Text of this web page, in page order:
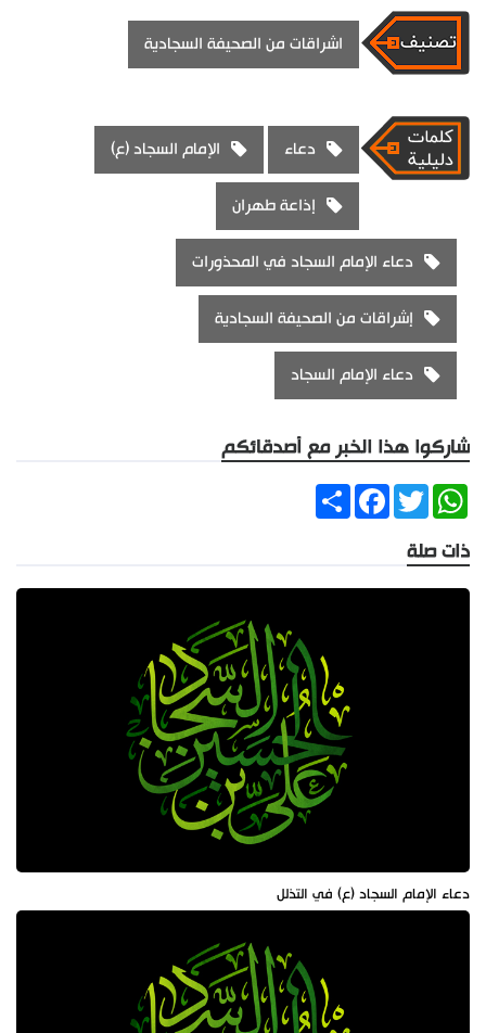
اشراقات من الصحيفة السجادية
دعاء الإمام السجاد (ع)
إذاعة طهران
دعاء الإمام السجاد في المحذورات
إشراقات من الصحيفة السجادية
دعاء الإمام السجاد
شاركوا هذا الخبر مع أصدقائكم
ShareFacebookTwitter
WhatsApp
ذات صلة
دعاء الإمام السجاد (ع) في التذلل